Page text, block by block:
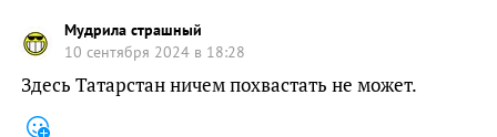
Мудрила страшный
10 сентября 2024 в 18:28
Здесь Татарстан ничем похвастать не может.